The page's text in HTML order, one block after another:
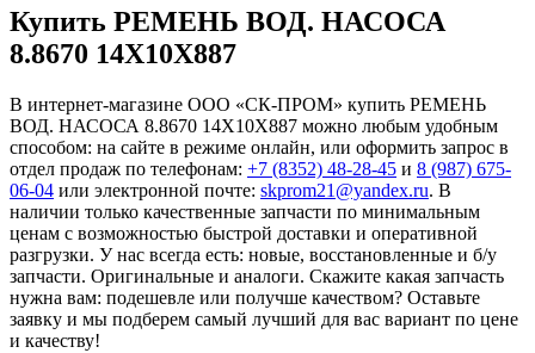
Купить РЕМЕНЬ ВОД. НАСОСА
8.8670 14Х10Х887
В интернет-магазине ООО «СК-ПРОМ» купить РЕМЕНЬ
ВОД. НАСОСА 8.8670 14Х10Х887 можно любым удобным
способом: на сайте в режиме онлайн, или оформить запрос в
отдел продаж по телефонам: +7 (8352) 48-28-45 и 8 (987) 675-
06-04 или электронной почте: skprom21@yandex.ru. В
наличии только качественные запчасти по минимальным
ценам с возможностью быстрой доставки и оперативной
разгрузки. У нас всегда есть: новые, восстановленные и б/у
запчасти. Оригинальные и аналоги. Скажите какая запчасть
нужна вам: подешевле или получше качеством? Оставьте
заявку и мы подберем самый лучший для вас вариант по цене
и качеству!